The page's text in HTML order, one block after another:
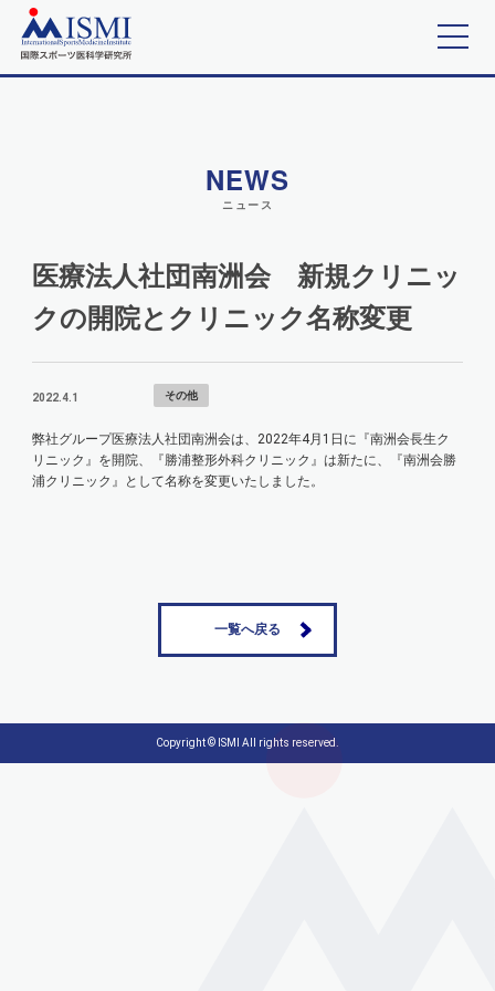
業務内容
会社概要
オンラインショップ
プライバシーポリシー
NEWS
ニュース
医療法人社団南洲会 新規クリニッ
クの開院とクリニック名称変更
2022.4.1 その他
弊社グループ医療法人社団南洲会は、2022年4月1日に『南洲会長生ク
リニック』を開院、『勝浦整形外科クリニック』は新たに、
『南洲会勝
浦クリニック』
として名称を変更いたしました。
一覧へ戻る
Copyright © ISMI All rights reserved.